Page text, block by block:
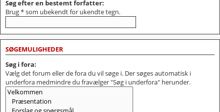
Søg efter en bestemt forfatter:
Brug * som ubekendt for ukendte tegn.
SØGEMULIGHEDER
Søg i fora:
Vælg det forum eller de fora du vil søge i. Der søges automatisk i
underfora medmindre du fravælger "Søg i underfora" herunder.